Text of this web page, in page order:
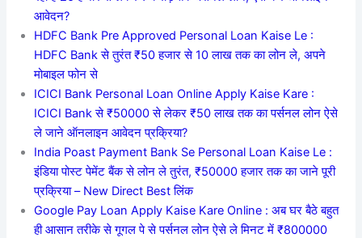
आवेदन?
HDFC Bank Pre Approved Personal Loan Kaise Le :
HDFC Bank से तुरंत ₹50 हजार से 10 लाख तक का लोन ले, अपने
मोबाइल फोन से
ICICI Bank Personal Loan Online Apply Kaise Kare :
ICICI Bank से ₹50000 से लेकर ₹50 लाख तक का पर्सनल लोन ऐसे
ले जाने ऑनलाइन आवेदन प्रक्रिया?
India Poast Payment Bank Se Personal Loan Kaise Le :
इंडिया पोस्ट पेमेंट बैंक से लोन ले तुरंत, ₹50000 हजार तक का जाने पूरी
प्रक्रिया – New Direct Best लिंक
Google Pay Loan Apply Kaise Kare Online : अब घर बैठे बहुत
ही आसान तरीके से गूगल पे से पर्सनल लोन ऐसे ले मिनट में ₹800000